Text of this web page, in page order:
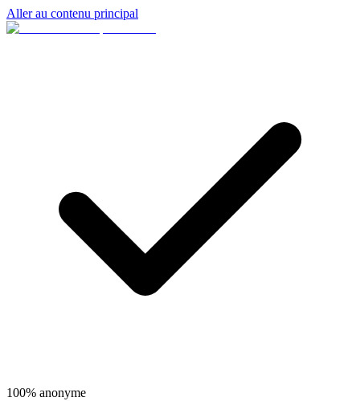
Aller au contenu principal
100% anonyme